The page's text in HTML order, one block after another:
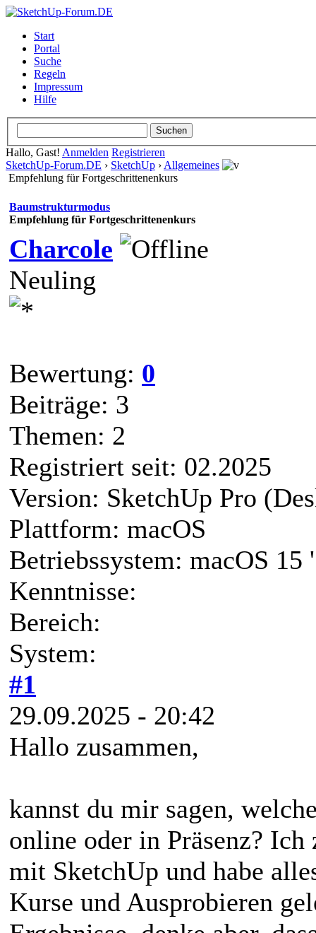
Start
Portal
Suche
Regeln
Impressum
Hilfe
Hallo, Gast! Anmelden Registrieren
SketchUp-Forum.DE › SketchUp › Allgemeines
Empfehlung für Fortgeschrittenenkurs
Baumstrukturmodus
Empfehlung für Fortgeschrittenenkurs
Charcole
Neuling
Bewertung: 0
Beiträge: 3
Themen: 2
Registriert seit: 02.2025
Version: SketchUp Pro
Plattform: macOS
Betriebssystem: macOS 15
Kenntnisse:
Bereich:
System:
#1
29.09.2025 - 20:42
Hallo zusammen,
kannst du mir sagen,
online oder in Präsenz? Ich
mit SketchUp und habe
Kurse und Ausprobieren